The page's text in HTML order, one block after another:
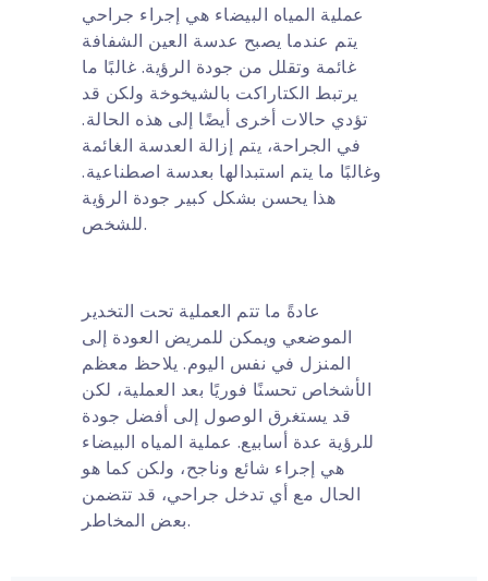
عملية المياه البيضاء هي إجراء جراحي
يتم عندما يصبح عدسة العين الشفافة
غائمة وتقلل من جودة الرؤية. غالبًا ما
يرتبط الكتاراكت بالشيخوخة ولكن قد
تؤدي حالات أخرى أيضًا إلى هذه الحالة.
في الجراحة، يتم إزالة العدسة الغائمة
وغالبًا ما يتم استبدالها بعدسة اصطناعية.
هذا يحسن بشكل كبير جودة الرؤية
للشخص.
عادةً ما تتم العملية تحت التخدير
الموضعي ويمكن للمريض العودة إلى
المنزل في نفس اليوم. يلاحظ معظم
الأشخاص تحسنًا فوريًا بعد العملية، لكن
قد يستغرق الوصول إلى أفضل جودة
للرؤية عدة أسابيع. عملية المياه البيضاء
هي إجراء شائع وناجح، ولكن كما هو
الحال مع أي تدخل جراحي، قد تتضمن
بعض المخاطر.